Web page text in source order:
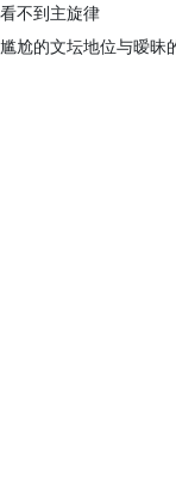
不到主旋律
尬的文坛地位与暧